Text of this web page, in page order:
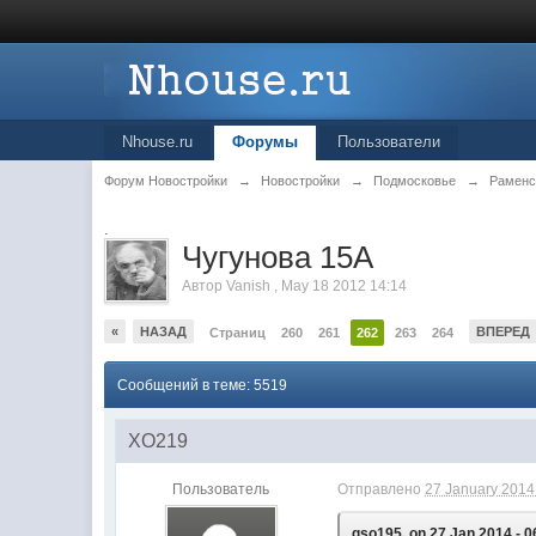
Nhouse.ru Форумы Пользователи
Форум Новостройки → Новостройки → Подмосковье →
.
Чугунова 15А
АвторVanish , May 18 2012 14:14
« НАЗАД Страниц 260 261 262 263 264 ВПЕРЕД
Сообщений в теме: 5519
XO219
Пользователь Отправлено27 January